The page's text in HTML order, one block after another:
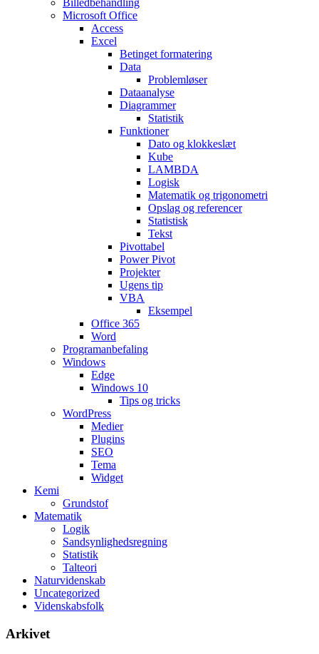
Billedbehandling
Microsoft Office
Access
Excel
Betinget formatering
Data
Problemløser
Dataanalyse
Diagrammer
Statistik
Funktioner
Dato og klokkeslæt
Kube
LAMBDA
Logisk
Matematik og trigonometri
Opslag og referencer
Statistisk
Tekst
Pivottabel
Power Pivot
Projekter
Ugens tip
VBA
Eksempel
Office 365
Word
Programanbefaling
Windows
Edge
Windows 10
Tips og tricks
WordPress
Medier
Plugins
SEO
Tema
Widget
Kemi
Grundstof
Matematik
Logik
Sandsynlighedsregning
Statistik
Talteori
Naturvidenskab
Uncategorized
Videnskabsfolk
Arkivet